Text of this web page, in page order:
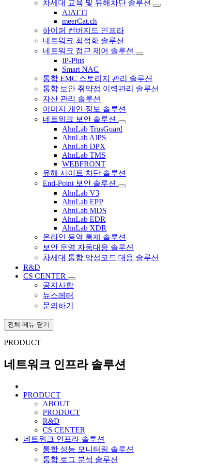
차세대 교육 및 유해차단 솔루션
AIATTI
meerCat.ch
하이퍼 컨버지드 인프라
네트워크 최적화 솔루션
네트워크 접근 제어 솔루션
IP-Plus
Smart NAC
통합 EMC 스토리지 관리 솔루션
통합 보안 취약점 이력관리 솔루션
자산 관리 솔루션
이미지 개인 정보 솔루션
네트워크 보안 솔루션
AhnLab TrusGuard
AhnLab AIPS
AhnLab DPX
AhnLab TMS
WEBFRONT
유해 사이트 차단 솔루션
End-Point 보안 솔루션
AhnLab V3
AhnLab EPP
AhnLab MDS
AhnLab EDR
AhnLab XDR
온라인 용역 통제 솔루션
보안 운영 자동대응 솔루션
차세대 통합 악성코드 대응 솔루션
R&D
CS CENTER
공지사항
뉴스레터
문의하기
전체 메뉴 닫기
PRODUCT
네트워크 인프라 솔루션
PRODUCT
ABOUT
PRODUCT
R&D
CS CENTER
네트워크 인프라 솔루션
통합 성능 모니터링 솔루션
통합 로그 분석 솔루션